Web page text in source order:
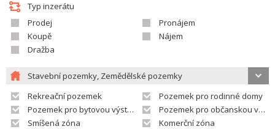
Typ inzerátu
Prodej
Pronájem
Koupě
Nájem
Dražba
Stavební pozemky, Zemědělské pozemky
Rekreační pozemek
Pozemek pro rodinné domy
Pozemek pro bytovou výstavbu
Pozemek pro občanskou vybavenost
Smíšená zóna
Komerční zóna